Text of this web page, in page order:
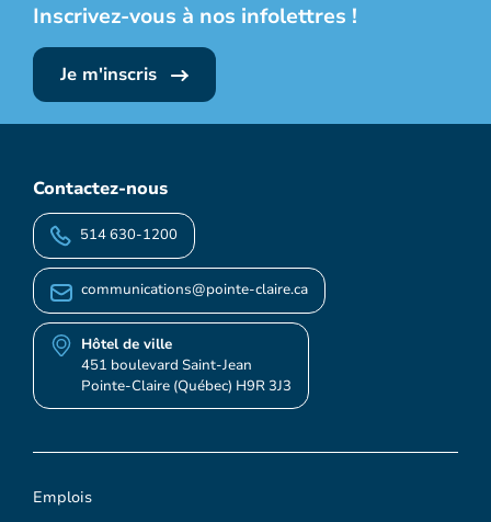
Inscrivez-vous à nos infolettres !
Je m'inscris
Emplois
Contactez-nous
514 630-1200
communications@pointe-claire.ca
Hôtel de ville
451 boulevard Saint-Jean
Pointe-Claire (Québec) H9R 3J3